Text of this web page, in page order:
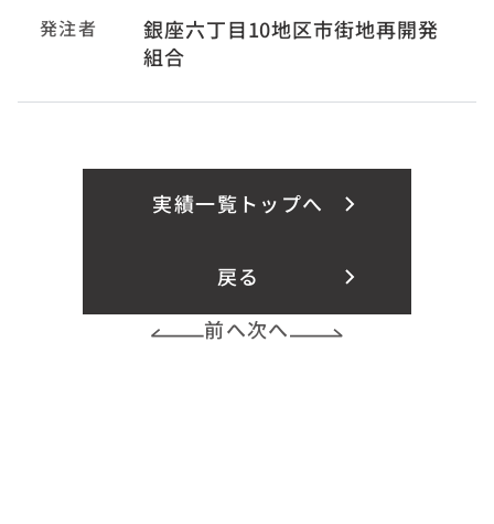
発注者
銀座六丁目10地区市街地再開発
組合
実績一覧トップへ
戻る
前へ次へ